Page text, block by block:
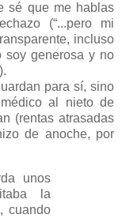
sé que me hablas
(“...pero mi
incluso
soy generosa y no
para sí, sino
al nieto de
(rentas atrasadas
de anoche, por
unos
la
cuando